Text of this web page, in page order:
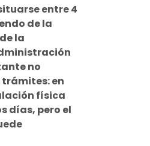
entre 4
de la
la
no
en
física
días, pero el